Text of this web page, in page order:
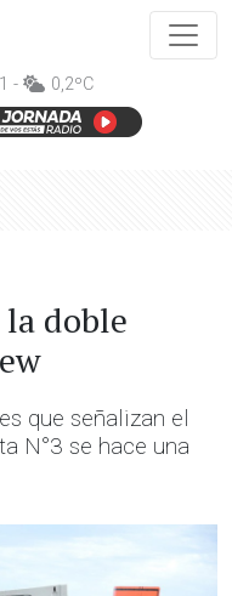
- 0,2ºC
doble
que señalizan el
N°3 se hace una